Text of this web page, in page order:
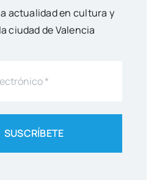
actua­li­dad en cul­tu­ra y
ciu­dad de Valen­cia
SUSCRÍBETE